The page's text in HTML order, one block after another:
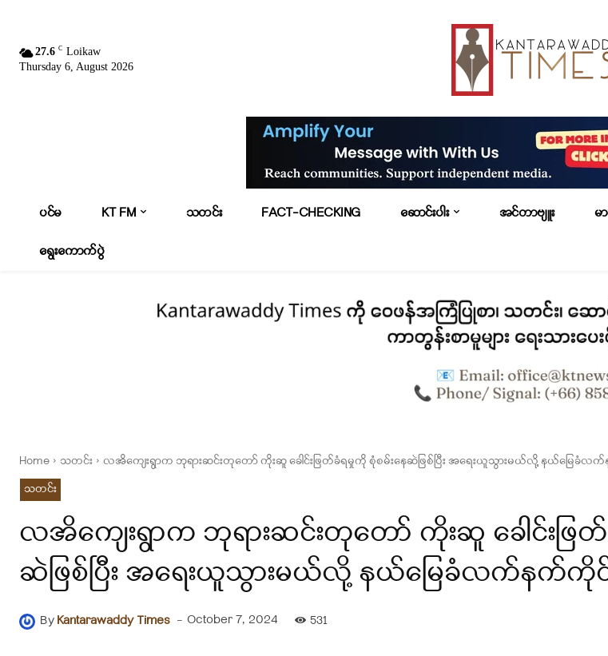
27.6 C Loikaw
Thursday 6, August 2026
ပင်မ KT FM သတင်း FACT-CHECKING ဆောင်းပါး အင်တာဗျူး မ
ရွေးကောက်ပွဲ
Home သတင်း
လအိကျေးရွာက ဘုရားဆင်းတုတော် ကိုးဆူ ခေါင်းဖြတ်ခံရမှုကို စုံစမ်းနေဆဲဖြစ်ပြီး အရေးယူသွားမယ်လို့ နယ်မြေခံလ
သတင်း
လအိကျေးရွာက ဘုရားဆင်းတုတော် ကိုးဆူ ခေါင်းဖြ
ဆဲဖြစ်ပြီး အရေးယူသွားမယ်လို့ နယ်မြေခံလက်နက်ကို
ByKantarawaddy Times - October 7, 2024 531